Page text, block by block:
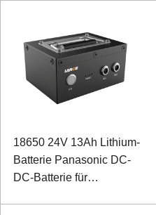
18650 24V 13Ah Lithium-
Batterie Panasonic DC-
DC-Batterie für